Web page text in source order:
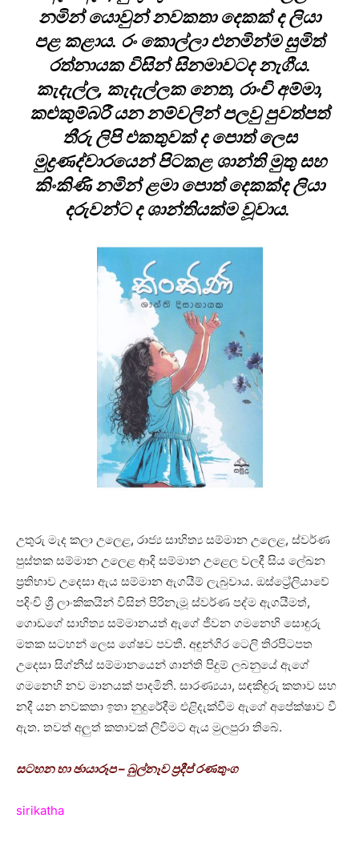
නමින් යොවුන් නවකතා දෙකක් ද ලියා
පළ කළාය. රං කොල්ලා එනමින්ම සුමිත්
රත්නායක විසින් සිනමාවටද නැගීය.
කැදැල්ල, කැදැල්ලක නෙත, රාංචි අම්මා,
කළුකුම්බරී යන නම්වලින් පලවු පුවත්පත්
තීරු ලිපි එකතුවක් ද පොත් ලෙස
මුද්‍රණද්වාරයෙන් පිටකළ ශාන්ති මුතු සහ
කිංකිණි නමින් ළමා පොත් දෙකක්ද ලියා
දරුවන්ට ද ශාන්තියක්ම වූවාය.
උතුරු මැද කලා උලෙළ, රාජ්‍ය සාහිත්‍ය සම්මාන උලෙළ, ස්වර්ණ
පුස්තක සම්මාන උලෙළ ආදි සම්මාන උළෙල වලදී සිය ලේඛන
ප්‍රතිභාව උදෙසා ඇය සම්මාන ඇගයීම් ලැබුවාය. ඔස්ට්‍රේලියාවේ
පදිංචි ශ්‍රී ලාංකිකයින් විසින් පිරිනැමූ ස්වර්ණ පද්ම ඇගයීමත්,
ගොඩගේ සාහිත්‍ය සම්මානයත් ඇගේ ජීවන ගමනෙහි සොඳුරු
මතක සටහන් ලෙස ශේෂව පවතී. අඳුන්ගිර ටෙලි තිරපිටපත
උදෙසා සිග්නීස් සම්මානයෙන් ශාන්ති පිදුම් ලබනුයේ ඇගේ
ගමනෙහි නව මානයක් පාදමිනි. සාරණ්‍යයා, සඳකිඳුරු කතාව සහ
නදී යන නවකතා ඉතා නුදුරේදීම එළිදැක්වීම ඇගේ අපේක්ෂාව වී
ඇත. තවත් අලුත් කතාවක් ලිවීමට ඇය මුලපුරා තිබේ.
සටහන හා ඡායාරූප – බුල්නෑව ප්‍රදීප් රණතුංග
sirikatha